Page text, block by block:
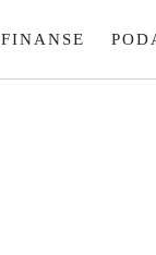
FINANSE